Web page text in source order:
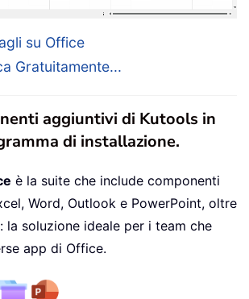
su Office
Gratuitamente...
aggiuntivi di Kutools in
di installazione.
è la suite che include componenti
Word, Outlook e PowerPoint, oltre
la soluzione ideale per i team che
app di Office.